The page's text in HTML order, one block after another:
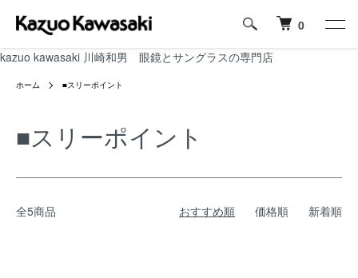
kazuo kawasaki 川崎和男 眼鏡とサングラスの専門店
0
ホーム ■スリーポイント
■スリーポイント
全5商品 おすすめ順 価格順 新着順